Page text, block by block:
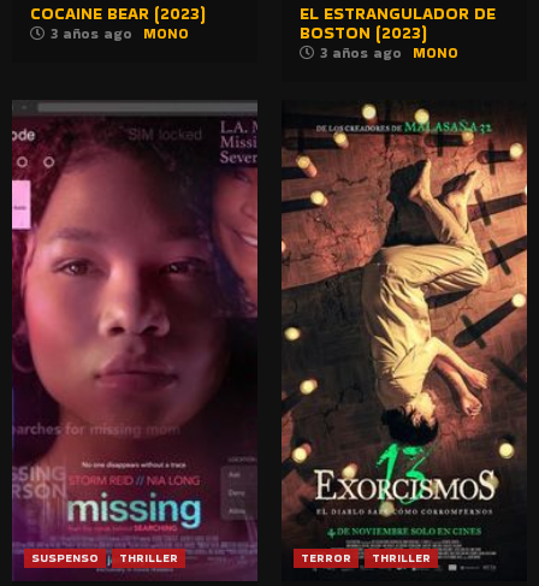
COCAINE BEAR (2023)
3 años ago MONO
EL ESTRANGULADOR DE
BOSTON (2023)
3 años ago MONO
SUSPENSO THRILLER TERROR THRILLER